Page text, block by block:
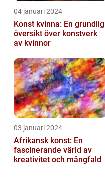
04 januari 2024
Konst kvinna: En grundlig
översikt över konstverk
av kvinnor
03 januari 2024
Afrikansk konst: En
fascinerande värld av
kreativitet och mångfald